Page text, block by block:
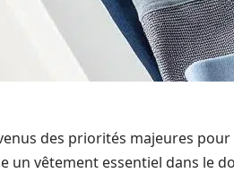
des priorités majeures pour
vêtement essentiel dans le